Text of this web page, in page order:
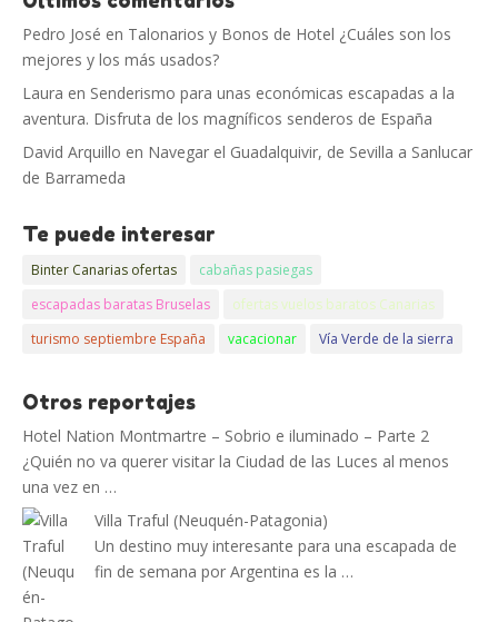
Pedro José en Talonarios y Bonos de Hotel ¿Cuáles son los
mejores y los más usados?
Laura en Senderismo para unas económicas escapadas a la
aventura. Disfruta de los magníficos senderos de España
David Arquillo en Navegar el Guadalquivir, de Sevilla a Sanlucar
de Barrameda
Te puede interesar
Binter Canarias ofertas
cabañas pasiegas
escapadas baratas Bruselas
ofertas vuelos baratos Canarias
turismo septiembre España
vacacionar Vía Verde de la sierra
Otros reportajes
Hotel Nation Montmartre – Sobrio e iluminado – Parte 2
¿Quién no va querer visitar la Ciudad de las Luces al menos
una vez en …
Villa Traful (Neuquén-Patagonia)
Un destino muy interesante para una escapada de
fin de semana por Argentina es la …